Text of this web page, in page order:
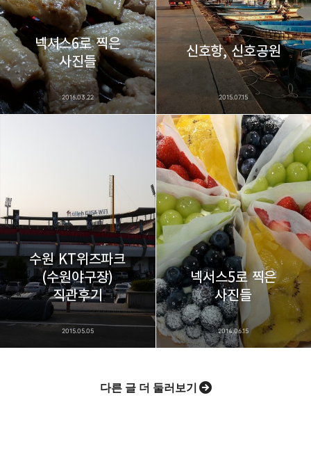
카카오스토리 밴드 네이버 블로그
넥서스6로 찍은
사진들
2016.03.22
신호항, 신호공원
2015.07.15
수원 KT위즈파크
(수원야구장)
직관후기
2015.05.05
넥서스5로 찍은
사진들
2014.06.15
다른 글 더 둘러보기